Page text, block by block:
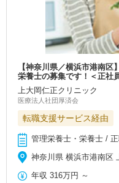
【神奈川県／横浜市港南
栄養士の募集です！＜正社
上大岡仁正クリニック
医療法人社団厚済会
転職支援サービス経由
管理栄養士・栄養士 / 正
神奈川県 横浜市港南区
年収 316万円 ～